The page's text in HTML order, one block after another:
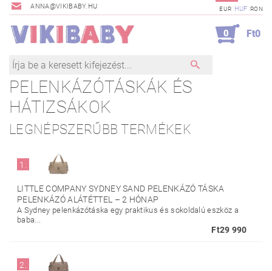
ANNA@VIKIBABY.HU EUR HUF RON
0 Ft0
PELENKÁZÓTÁSKÁK ÉS
HÁTIZSÁKOK
LEGNÉPSZERŰBB TERMÉKEK
1.
LITTLE COMPANY SYDNEY SAND PELENKÁZÓ TÁSKA
PELENKÁZÓ ALÁTÉTTEL –2 HÓNAP
A Sydney pelenkázótáska egy praktikus és sokoldalú eszköz a
baba...
Ft29 990
2.